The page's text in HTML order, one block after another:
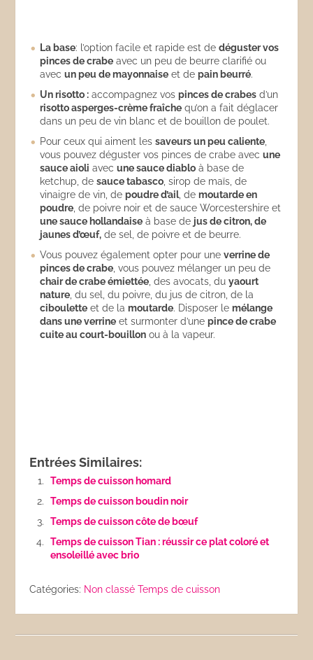
La base: l’option facile et rapide est dedéguster vos
pinces de crabe avec un peu de beurre clarifié ou
avecun peu de mayonnaise et depain beurré.
Un risotto : accompagnez vospinces de crabes d’un
risotto asperges-crème fraîche qu’on a fait déglacer
dans un peu de vin blanc et de bouillon de poulet.
Pour ceux qui aiment lessaveurs un peu caliente
vous pouvez déguster vos pinces de crabe avecune
sauce aioli avecune sauce diablo à base de
ketchup, desauce tabasco , sirop de maïs, de
vinaigre de vin, depoudre d’ail, demoutarde en
poudre , de poivre noir et de sauce Worcestershire et
une sauce hollandaise à base de jus de citron, de
jaunes d’œuf, de sel, de poivre et de beurre.
Vous pouvez également opter pour uneverrine de
pinces de crabe , vous pouvez mélanger un peu de
chair de crabe émiettée , des avocats, duyaourt
nature , du sel, du poivre, du jus de citron, de la
ciboulette et de lamoutarde. Disposer lemélange
dans une verrine et surmonter d’unepince de crabe
cuite au court-bouillon ou à la vapeur.
Entrées Similaires:
Temps de cuisson homard
Temps de cuisson boudin noir
Temps de cuisson côte de bœuf
Temps de cuisson Tian : réussir ce plat coloré et
ensoleillé avec brio
Catégories: Non classé Temps de cuisson